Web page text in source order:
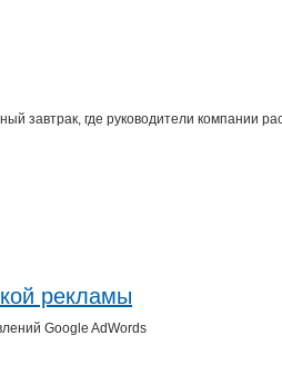
завтрак, где руководители компании
рекламы
Google AdWords